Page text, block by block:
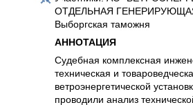
ОТДЕЛЬНАЯ
Выборгская таможня
АННОТАЦИЯ
Судебная комплексная
техническая и
ветроэнергетической
проводили анализ